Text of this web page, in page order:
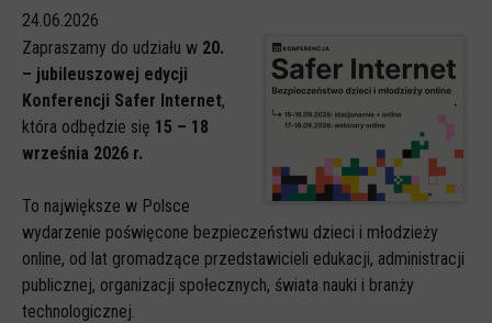
24.06.2026
Zapraszamy do udziału w 20.
– jubileuszowej edycji
Konferencji Safer Internet,
która odbędzie się 15 – 18
września 2026 r.
To największe w Polsce
wydarzenie poświęcone bezpieczeństwu dzieci i młodzieży
online, od lat gromadzące przedstawicieli edukacji, administracji
publicznej, organizacji społecznych, świata nauki i branży
technologicznej.
SŁOWA Z SIECI NASZYCH DZIECI
Webinaria
Webinary CEDMO
Cykl webinarów - Gadanie o internecie
Cyfrowe wieczory dla rodziców
Cykl webinarów - marzec 2026
Multimedia